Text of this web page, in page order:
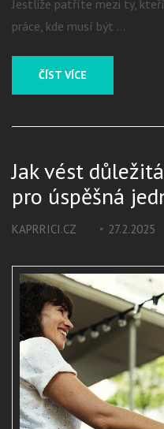
Jestliže patříte mezi ty,
práce, kde musí být …
ČÍST VÍCE
Jak vést
pro úspěšná
KAPRRICI.CZ 27.2.2025